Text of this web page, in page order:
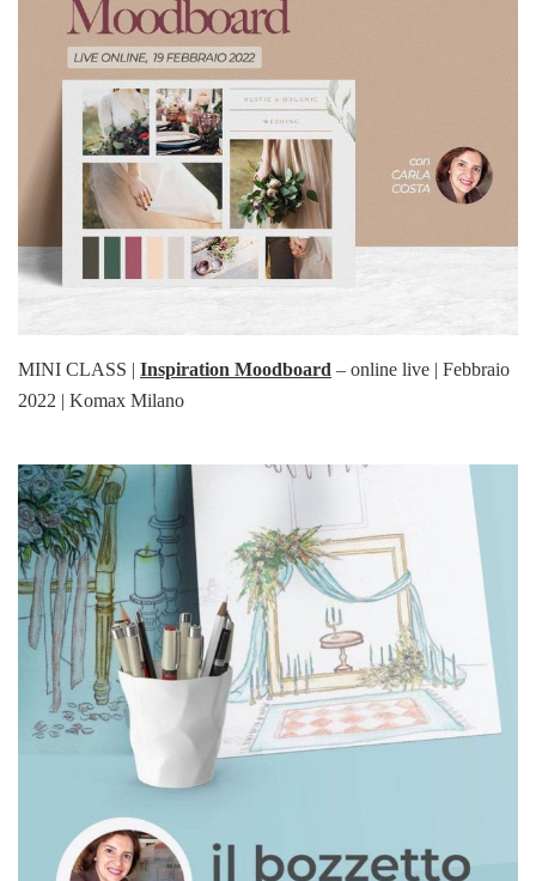
MINI CLASS | Inspiration Moodboard – online live | Febbraio
2022 | Komax Milano